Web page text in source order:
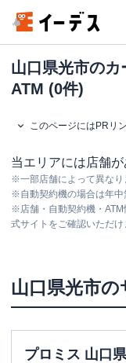
山口県光市のカ
ATM (0件)
このページにはPRリ
当エリアには店舗が
※一部店舗によって異なり
※自動契約機の場合は年中
※店舗・自動契約機・
式サイトをご確認いただけ
山口県光市の
プロミス 山口